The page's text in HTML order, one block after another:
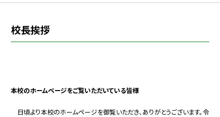
校長挨拶
本校のホームページをご覧いただいている皆様
日頃より本校のホームページを御覧いただき、ありがとうございます。令